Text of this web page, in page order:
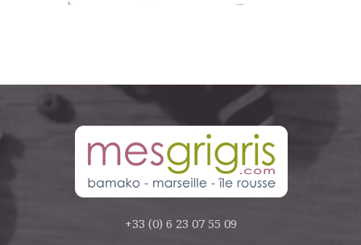
+33 (0) 6 23 07 55 09